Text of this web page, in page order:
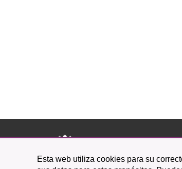
Esta web utiliza cookies para su